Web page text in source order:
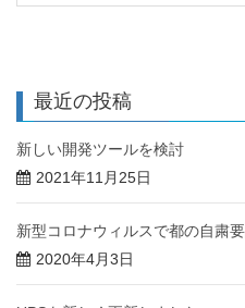
最近の投稿
新しい開発ツールを検討
2021年11月25日
新型コロナウィルスで都の自粛
2020年4月3日